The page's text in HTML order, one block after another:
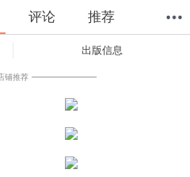
评论 推荐
出版信息
铺推荐